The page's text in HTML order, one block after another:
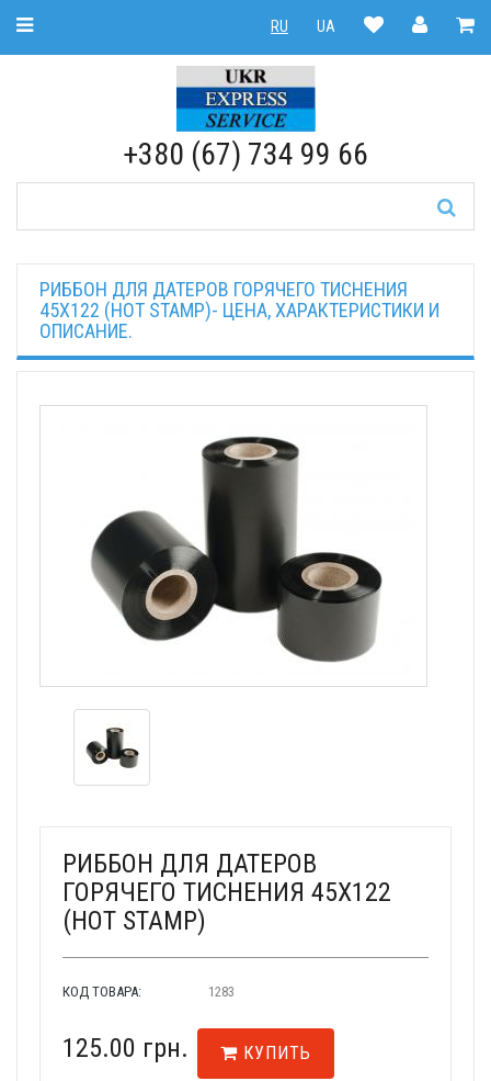
Toggle Navigation UA
RU |
RU
+380 (67) 734 99 66
РИББОН ДЛЯ ДАТЕРОВ ГОРЯЧЕГО ТИСНЕНИЯ
45Х122 (HOT STAMP)- ЦЕНА, ХАРАКТЕРИСТИКИ И
ОПИСАНИЕ.
РИББОН ДЛЯ ДАТЕРОВ
ГОРЯЧЕГО ТИСНЕНИЯ 45Х122
(HOT STAMP)
КОД ТОВАРА: 1283
125.00 грн. КУПИТЬ